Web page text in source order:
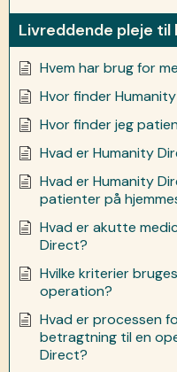
Livreddende pleje til
Hvem har brug for
Hvor finder
Hvor finder jeg
Hvad er Humanity
Hvad er Humanity
patienter på
Hvad er akutte
Direct?
Hvilke kriterier
operation?
Hvad er processen
betragtning til en
Direct?